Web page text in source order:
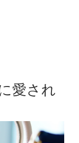
愛され